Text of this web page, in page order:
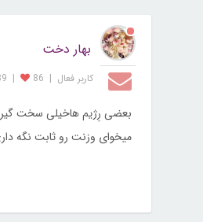
بهار دخت
کاربر فعال |
86
|
بعضی رِژیم هاخیلی سخت
میخوای وزنت رو ثابت نگه